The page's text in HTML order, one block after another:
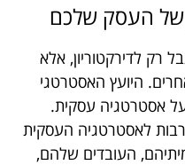
של העסק שלכם
רק לדירקטוריון, אלא
היועץ האסטרטגי
אסטרטגיה עסקית.
לאסטרטגיה העסקית
העובדים שלהם,